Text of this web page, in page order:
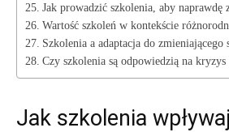
Jak prowadzić szkolenia, aby naprawdę
Wartość szkoleń w kontekście
Szkolenia a adaptacja do zmieniającego
Czy szkolenia są odpowiedzią na
Jak szkolenia